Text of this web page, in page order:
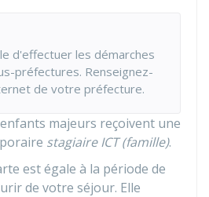
d'effectuer les démarches
préfectures. Renseignez-
de votre préfecture.
majeurs reçoivent une
stagiaire ICT (famille).
est égale à la période de
de votre séjour. Elle